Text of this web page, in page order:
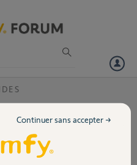
4 RTS
Où puis-je trouver une
notice explicative pour
programmer une
Continuer sans accepter →